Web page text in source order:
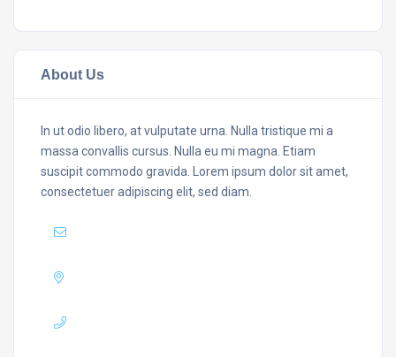
About Us
In ut odio libero, at vulputate urna. Nulla tristique mi a
massa convallis cursus. Nulla eu mi magna. Etiam
suscipit commodo gravida. Lorem ipsum dolor sit amet,
consectetuer adipiscing elit, sed diam.